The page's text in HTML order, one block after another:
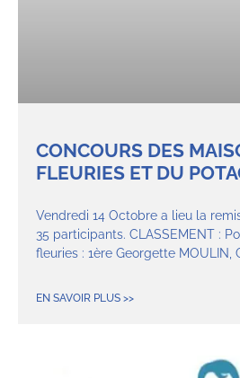
CONCOURS DES
FLEURIES ET DU
Vendredi 14 Octobre a lieu la
35 participants. CLASSEMENT :
fleuries : 1ère Georgette MOULIN,
EN SAVOIR PLUS >>